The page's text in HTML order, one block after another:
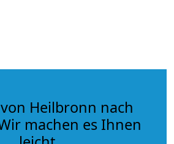
Heilbronn nach
machen es Ihnen